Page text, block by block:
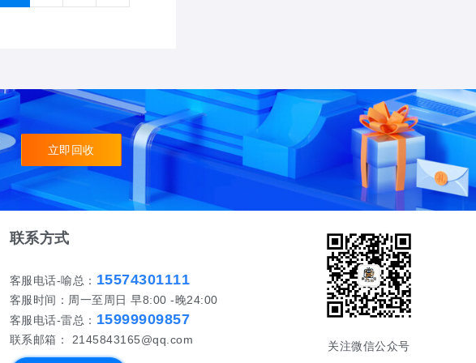
立即回收
联系方式
客服电话-喻总： 15574301111
客服时间：周一至周日 早8:00 -晚24:00
客服电话-雷总： 15999909857
联系邮箱： 2145843165@qq.com 关注微信公众号